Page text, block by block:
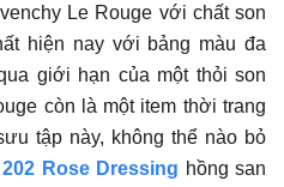
Le Rouge với chất son
hiện nay với bảng màu đa
giới hạn của một thỏi son
còn là một item thời trang
tập này, không thể nào bỏ
Rose Dressing hồng san